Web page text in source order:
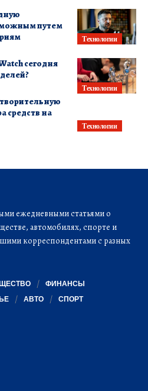
Технологии
путем
Технологии
сегодня
Технологии
средств на
ежедневными статьями о
автомобилях, спорте и
корреспондентами с разных
ФИНАНСЫ
АВТО СПОРТ